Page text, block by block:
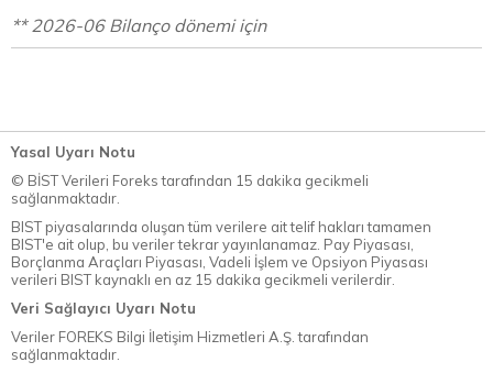
** 2026-06 Bilanço dönemi için
Yasal Uyarı Notu
© BİST Verileri Foreks tarafından 15 dakika gecikmeli
sağlanmaktadır.
BIST piyasalarında oluşan tüm verilere ait telif hakları tamamen
BIST'e ait olup, bu veriler tekrar yayınlanamaz. Pay Piyasası,
Borçlanma Araçları Piyasası, Vadeli İşlem ve Opsiyon Piyasası
verileri BIST kaynaklı en az 15 dakika gecikmeli verilerdir.
Veri Sağlayıcı Uyarı Notu
Veriler FOREKS Bilgi İletişim Hizmetleri A.Ş. tarafından
sağlanmaktadır.